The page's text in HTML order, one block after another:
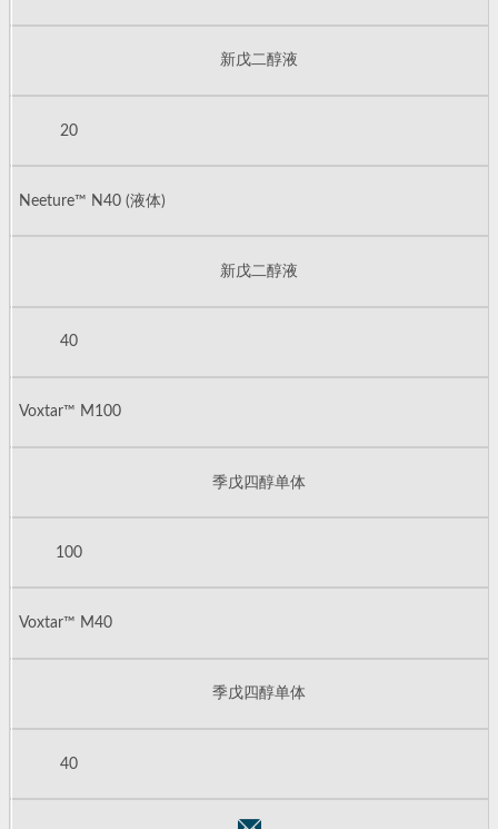
新戊二醇液
20
Neeture™ N40 (液体)
新戊二醇液
40
Voxtar™ M100
季戊四醇单体
100
Voxtar™ M40
季戊四醇单体
40